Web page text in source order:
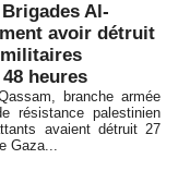
Al-
avoir détruit
heures
branche armée
résistance palestinien
avaient détruit 27
Gaza...